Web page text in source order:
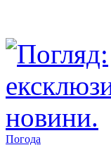
Погода